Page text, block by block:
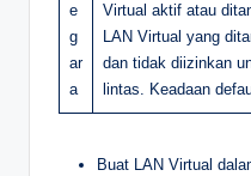
e
g
ar
a
Virtual aktif atau
LAN Virtual yang
dan tidak diizinkan
lintas. Keadaan
Buat LAN Virtual